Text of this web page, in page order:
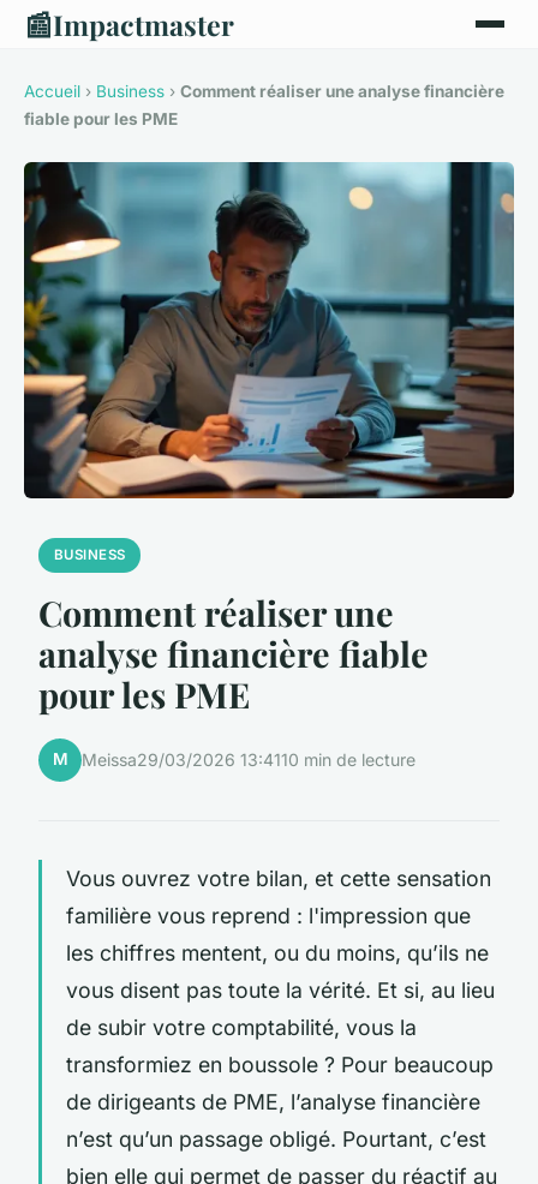
📰Impactmaster
Accueil › Business › Comment réaliser une analyse financière
fiable pour les PME
BUSINESS
Comment réaliser une
analyse financière fiable
pour les PME
M Meissa29/03/2026 13:4110 min de lecture
Vous ouvrez votre bilan, et cette sensation
familière vous reprend : l'impression que
les chiffres mentent, ou du moins, qu’ils ne
vous disent pas toute la vérité. Et si, au lieu
de subir votre comptabilité, vous la
transformiez en boussole ? Pour beaucoup
de dirigeants de PME, l’analyse financière
n’est qu’un passage obligé. Pourtant, c’est
bien elle qui permet de passer du réactif au